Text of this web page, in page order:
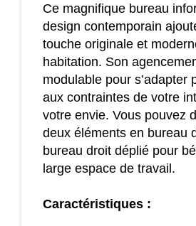
Ce magnifique bureau
design contemporain
touche originale et
habitation. Son
modulable pour s’adapter
aux contraintes de votre
votre envie. Vous pouvez
deux éléments en bureau
bureau droit déplié pour
large espace de travail.
Caractéristiques :